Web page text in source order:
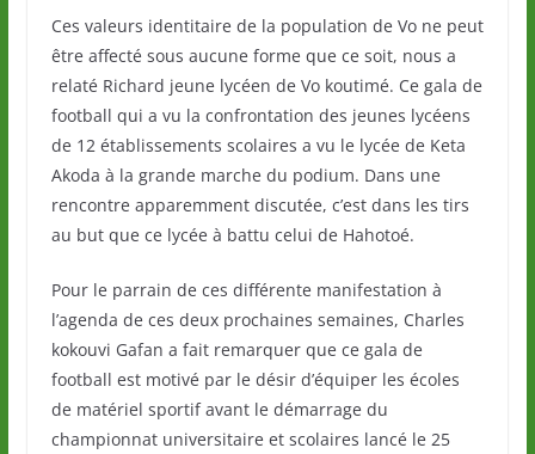
Ces valeurs identitaire de la population de Vo ne peut
être affecté sous aucune forme que ce soit, nous a
relaté Richard jeune lycéen de Vo koutimé. Ce gala de
football qui a vu la confrontation des jeunes lycéens
de 12 établissements scolaires a vu le lycée de Keta
Akoda à la grande marche du podium. Dans une
rencontre apparemment discutée, c’est dans les tirs
au but que ce lycée à battu celui de Hahotoé.
Pour le parrain de ces différente manifestation à
l’agenda de ces deux prochaines semaines, Charles
kokouvi Gafan a fait remarquer que ce gala de
football est motivé par le désir d’équiper les écoles
de matériel sportif avant le démarrage du
championnat universitaire et scolaires lancé le 25